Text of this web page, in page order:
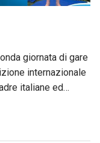
giornata di gare
internazionale
italiane ed…